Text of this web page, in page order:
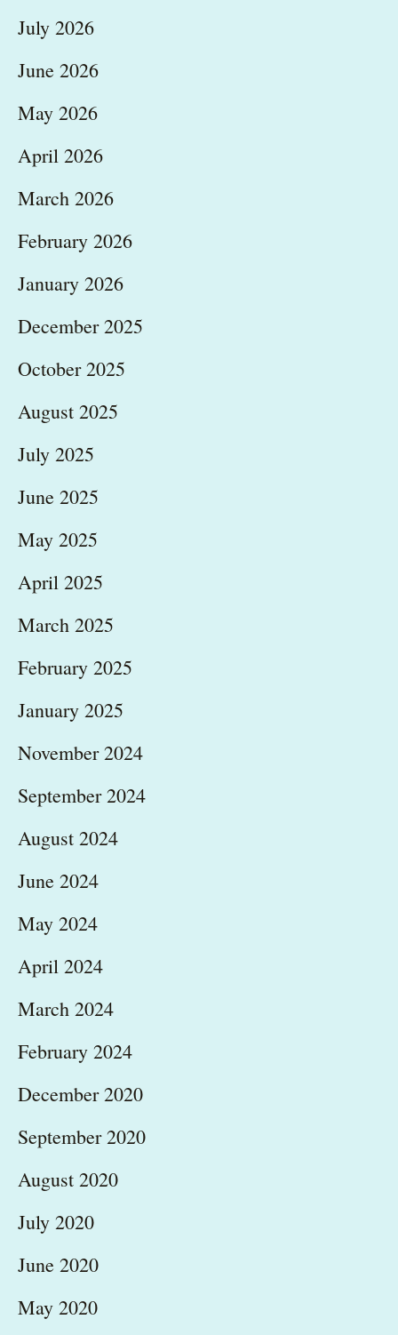
July 2026
June 2026
May 2026
April 2026
March 2026
February 2026
January 2026
December 2025
October 2025
August 2025
July 2025
June 2025
May 2025
April 2025
March 2025
February 2025
January 2025
November 2024
September 2024
August 2024
June 2024
May 2024
April 2024
March 2024
February 2024
December 2020
September 2020
August 2020
July 2020
June 2020
May 2020